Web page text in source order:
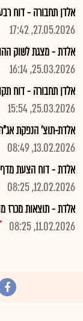
אלדן תחבורה - דוח רבעון 1 לשנת
27.05.2026, 17:42
אלדת - מצגת לשוק ההון
25.03.2026, 16:14
אלדן תחבורה - דוח
25.03.2026, 15:54
אלדת-תוצ' הנפקת אג"ח
13.02.2026, 08:49
אלדת - דוח הצעת מדף
12.02.2026, 08:25
אלדת - תוצאות מכרז
11.02.2026, 08:25